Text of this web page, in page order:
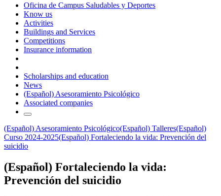
Oficina de Campus Saludables y Deportes
Know us
Activities
Buildings and Services
Competitions
Insurance information
Scholarships and education
News
(Español) Asesoramiento Psicológico
Associated companies
(Español) Asesoramiento Psicológico(Español) Talleres(Español)
Curso 2024-2025(Español) Fortaleciendo la vida: Prevención del
suicidio
(Español) Fortaleciendo la vida:
Prevención del suicidio